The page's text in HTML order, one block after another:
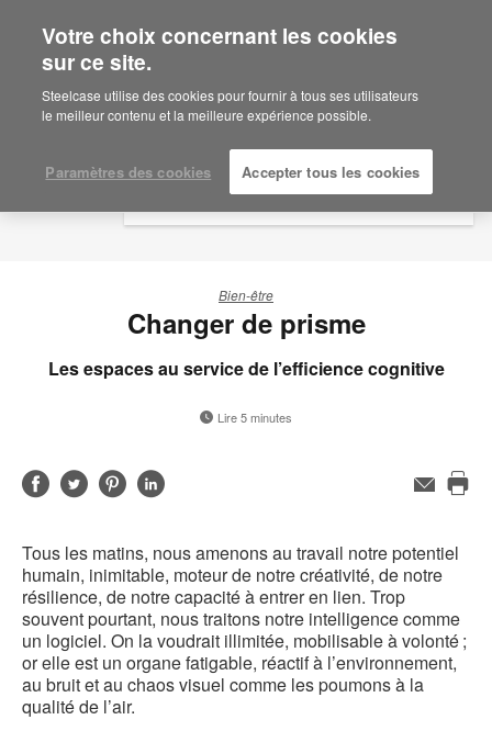
Are you in United States?
Would you like to see Products we sell in
your region?
English
Español
Bien-être
Changer de prisme
Les espaces au service de l’efficience cognitive
Lire 5 minutes
Partager
PartagerPartagerPartager
Adresse
Tous les matins, nous amenons au travail notre potentiel
humain, inimitable, moteur de notre créativité, de notre
résilience, de notre capacité à entrer en lien. Trop
souvent pourtant, nous traitons notre intelligence comme
un logiciel. On la voudrait illimitée, mobilisable à volonté ;
or elle est un organe fatigable, réactif à l’environnement,
au bruit et au chaos visuel comme les poumons à la
qualité de l’air.
Votre choix concernant les cookies
sur ce site.
Steelcase utilise des cookies pour fournir à tous ses utilisateurs
le meilleur contenu et la meilleure expérience possible.
Paramètres des cookies Accepter tous les cookies